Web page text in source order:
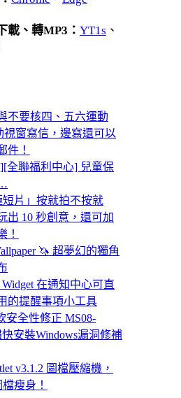
載、轉MP3： YT1s 、
不要核四、五六運動
視窗寫信，邊寫還可以
件！
全聯福利中心] 兒童保
短片」按就拍不按就
出 10 秒創意，還可加
！
🦄 超夢幻的獨角
Widget 在通知中心可直
的提醒事項小工具
安全性修正 MS08-
安裝Windows漏洞修補
v3.1.2 圖檔壓縮機，
瘦身！